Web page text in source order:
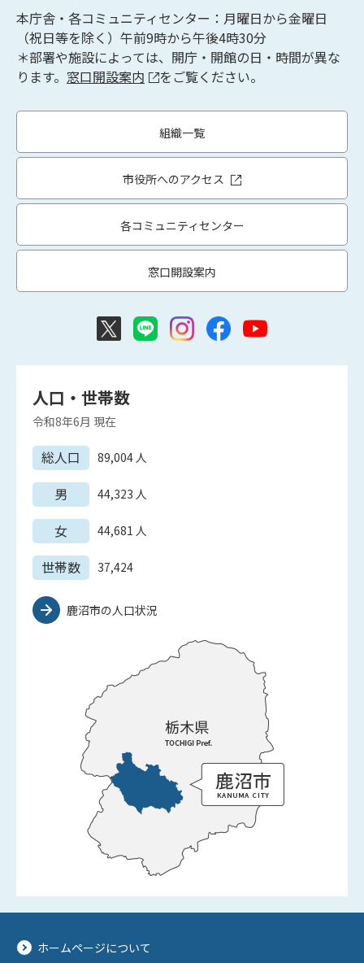
本庁舎・各コミュニティセンター：月曜日から金曜日
（祝日等を除く）午前9時から午後4時30分
＊部署や施設によっては、開庁・開館の日・時間が異な
ります。 窓口開設案内 をご覧ください。
組織一覧
市役所へのアクセス
各コミュニティセンター
窓口開設案内
人口・世帯数
令和8年6月 現在
総人口 89,004人
男 44,323 人
女 44,681 人
世帯数 37,424
鹿沼市の人口状況
ホームページについて